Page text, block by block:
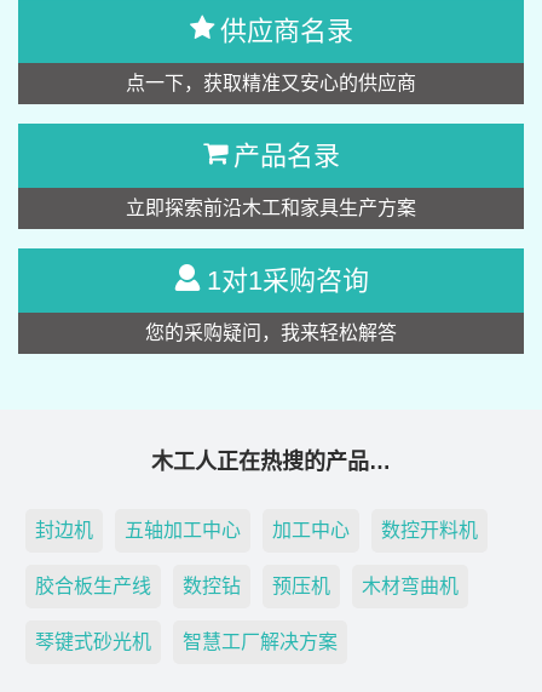
供应商名录
点一下，获取精准又安心的供应商
产品名录
立即探索前沿木工和家具生产方案
1对1采购咨询
您的采购疑问，我来轻松解答
木工人正在热搜的产品…
封边机 五轴加工中心 加工中心 数控开料机
胶合板生产线 数控钻 预压机 木材弯曲机
琴键式砂光机 智慧工厂解决方案